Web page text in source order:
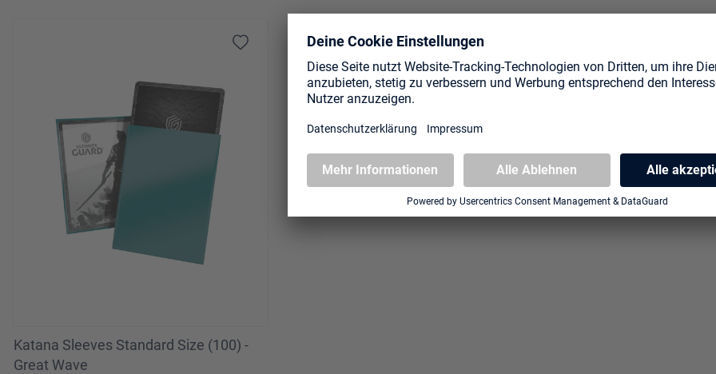
Katana Sleeves Standard Size (100) -
Great Wave